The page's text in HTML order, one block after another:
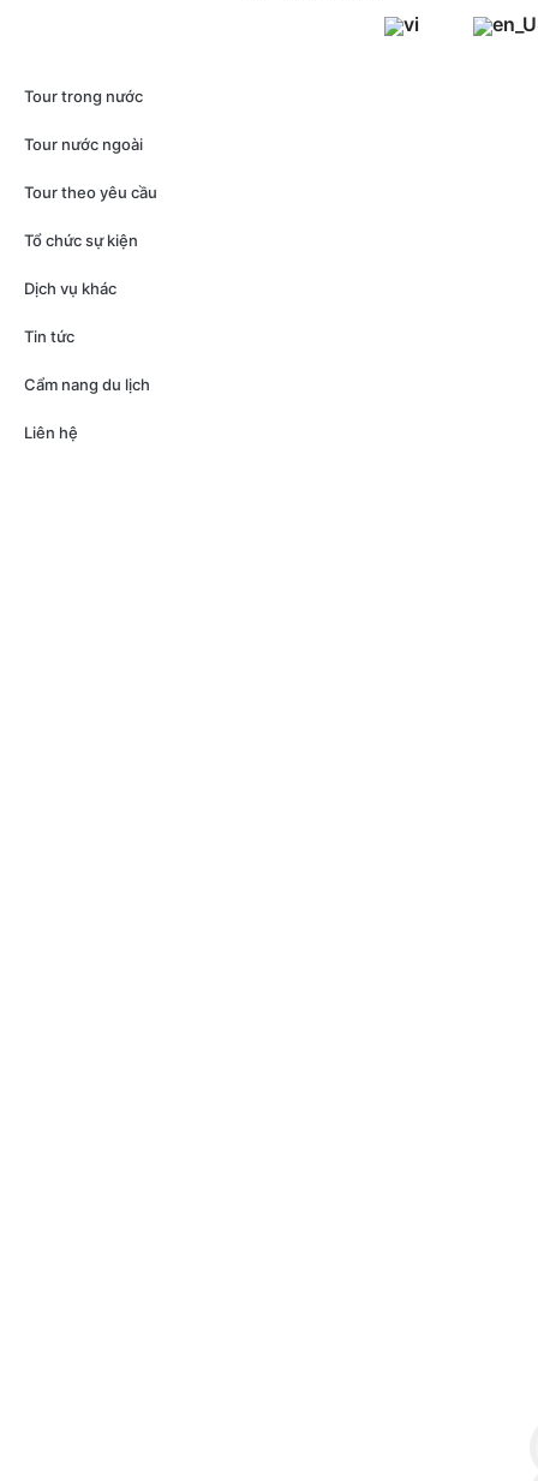
Tour trong nước
Tour nước ngoài
Tour theo yêu cầu
Tổ chức sự kiện
Dịch vụ khác
Tin tức
Cẩm nang du lịch
Liên hệ